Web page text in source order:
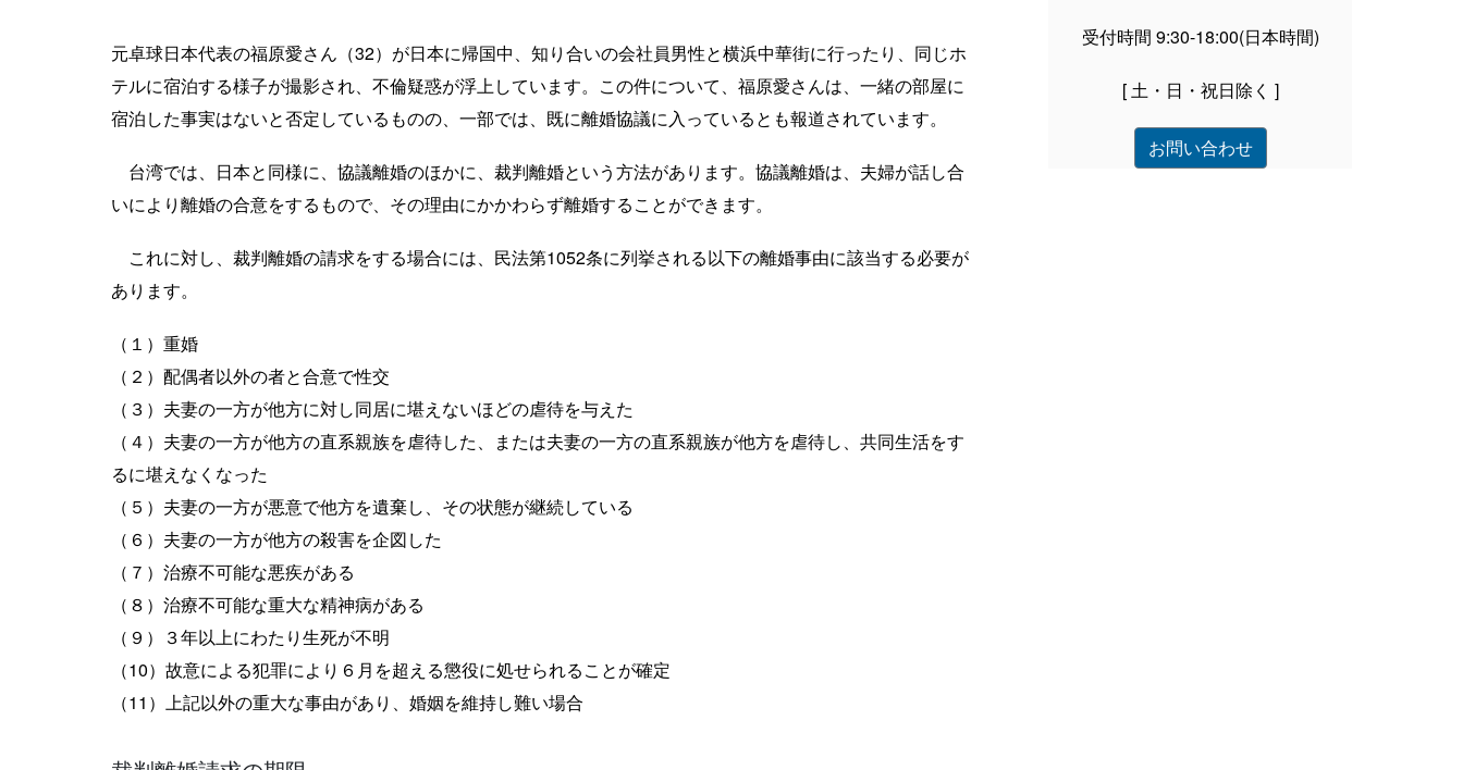
元卓球日本代表の福原愛さん（32）が日本に帰国中、知り合いの会社員男性と横浜中華街に行ったり、同じホ
テルに宿泊する様子が撮影され、不倫疑惑が浮上しています。この件について、福原愛さんは、一緒の部屋に
宿泊した事実はないと否定しているものの、一部では、既に離婚協議に入っているとも報道されています。
台湾では、日本と同様に、協議離婚のほかに、裁判離婚という方法があります。協議離婚は、夫婦が話し合
いにより離婚の合意をするもので、その理由にかかわらず離婚することができます。
これに対し、裁判離婚の請求をする場合には、民法第1052条に列挙される以下の離婚事由に該当する必要が
あります。
（１）重婚
（２）配偶者以外の者と合意で性交
（３）夫妻の一方が他方に対し同居に堪えないほどの虐待を与えた
（４）夫妻の一方が他方の直系親族を虐待した、または夫妻の一方の直系親族が他方を虐待し、共同生活をす
るに堪えなくなった
（５）夫妻の一方が悪意で他方を遺棄し、その状態が継続している
（６）夫妻の一方が他方の殺害を企図した
（７）治療不可能な悪疾がある
（８）治療不可能な重大な精神病がある
（９）３年以上にわたり生死が不明
（10）故意による犯罪により６月を超える懲役に処せられることが確定
（11）上記以外の重大な事由があり、婚姻を維持し難い場合
受付時間 9:30-18:00(日本時間)
[ 土・日・祝日除く ]
お問い合わせ